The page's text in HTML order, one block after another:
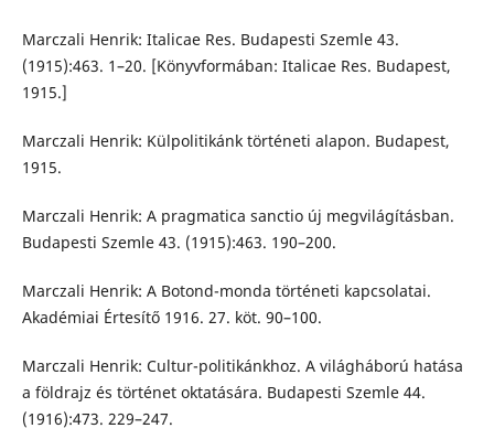
Marczali Henrik: Italicae Res. Budapesti Szemle 43.
(1915):463. 1–20. [Könyvformában: Italicae Res. Budapest,
1915.]
Marczali Henrik: Külpolitikánk történeti alapon. Budapest,
1915.
Marczali Henrik: A pragmatica sanctio új megvilágításban.
Budapesti Szemle 43. (1915):463. 190–200.
Marczali Henrik: A Botond-monda történeti kapcsolatai.
Akadémiai Értesítő 1916. 27. köt. 90–100.
Marczali Henrik: Cultur-politikánkhoz. A világháború hatása
a földrajz és történet oktatására. Budapesti Szemle 44.
(1916):473. 229–247.